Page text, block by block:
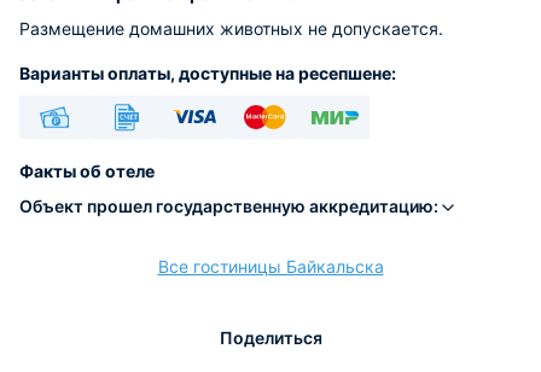
Размещение домашних животных не допускается.
Варианты оплаты, доступные на ресепшене:
Факты об отеле
Объект прошел государственную аккредитацию:
Все гостиницы Байкальска
Поделиться